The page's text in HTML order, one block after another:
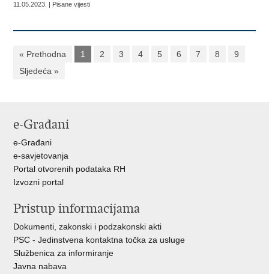
11.05.2023. | Pisane vijesti
« Prethodna 1 2 3 4 5 6 7 8
9
Sljedeća »
e-Građani
e-Građani
e-savjetovanja
Portal otvorenih podataka RH
Izvozni portal
Pristup informacijama
Dokumenti, zakonski i podzakonski akti
PSC - Jedinstvena kontaktna točka za usluge
Službenica za informiranje
Javna nabava